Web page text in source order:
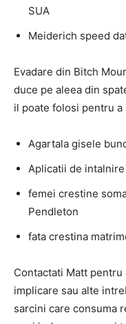
SUA
Meiderich speed
Evadare din Bitch
duce pe aleea din
il poate folosi pentru a
Agartala gisele
Aplicatii de
femei crestine
Pendleton
fata crestina
Contactati Matt
implicare sau alte
sarcini care consuma